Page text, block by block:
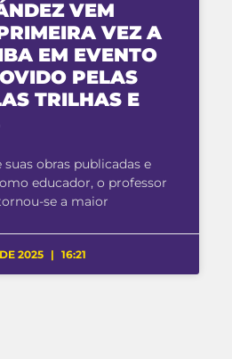
VEM
VEZ A
EM EVENTO
PELAS
TRILHAS E
suas obras publicadas e
educador, o professor
se a maior
2025 16:21